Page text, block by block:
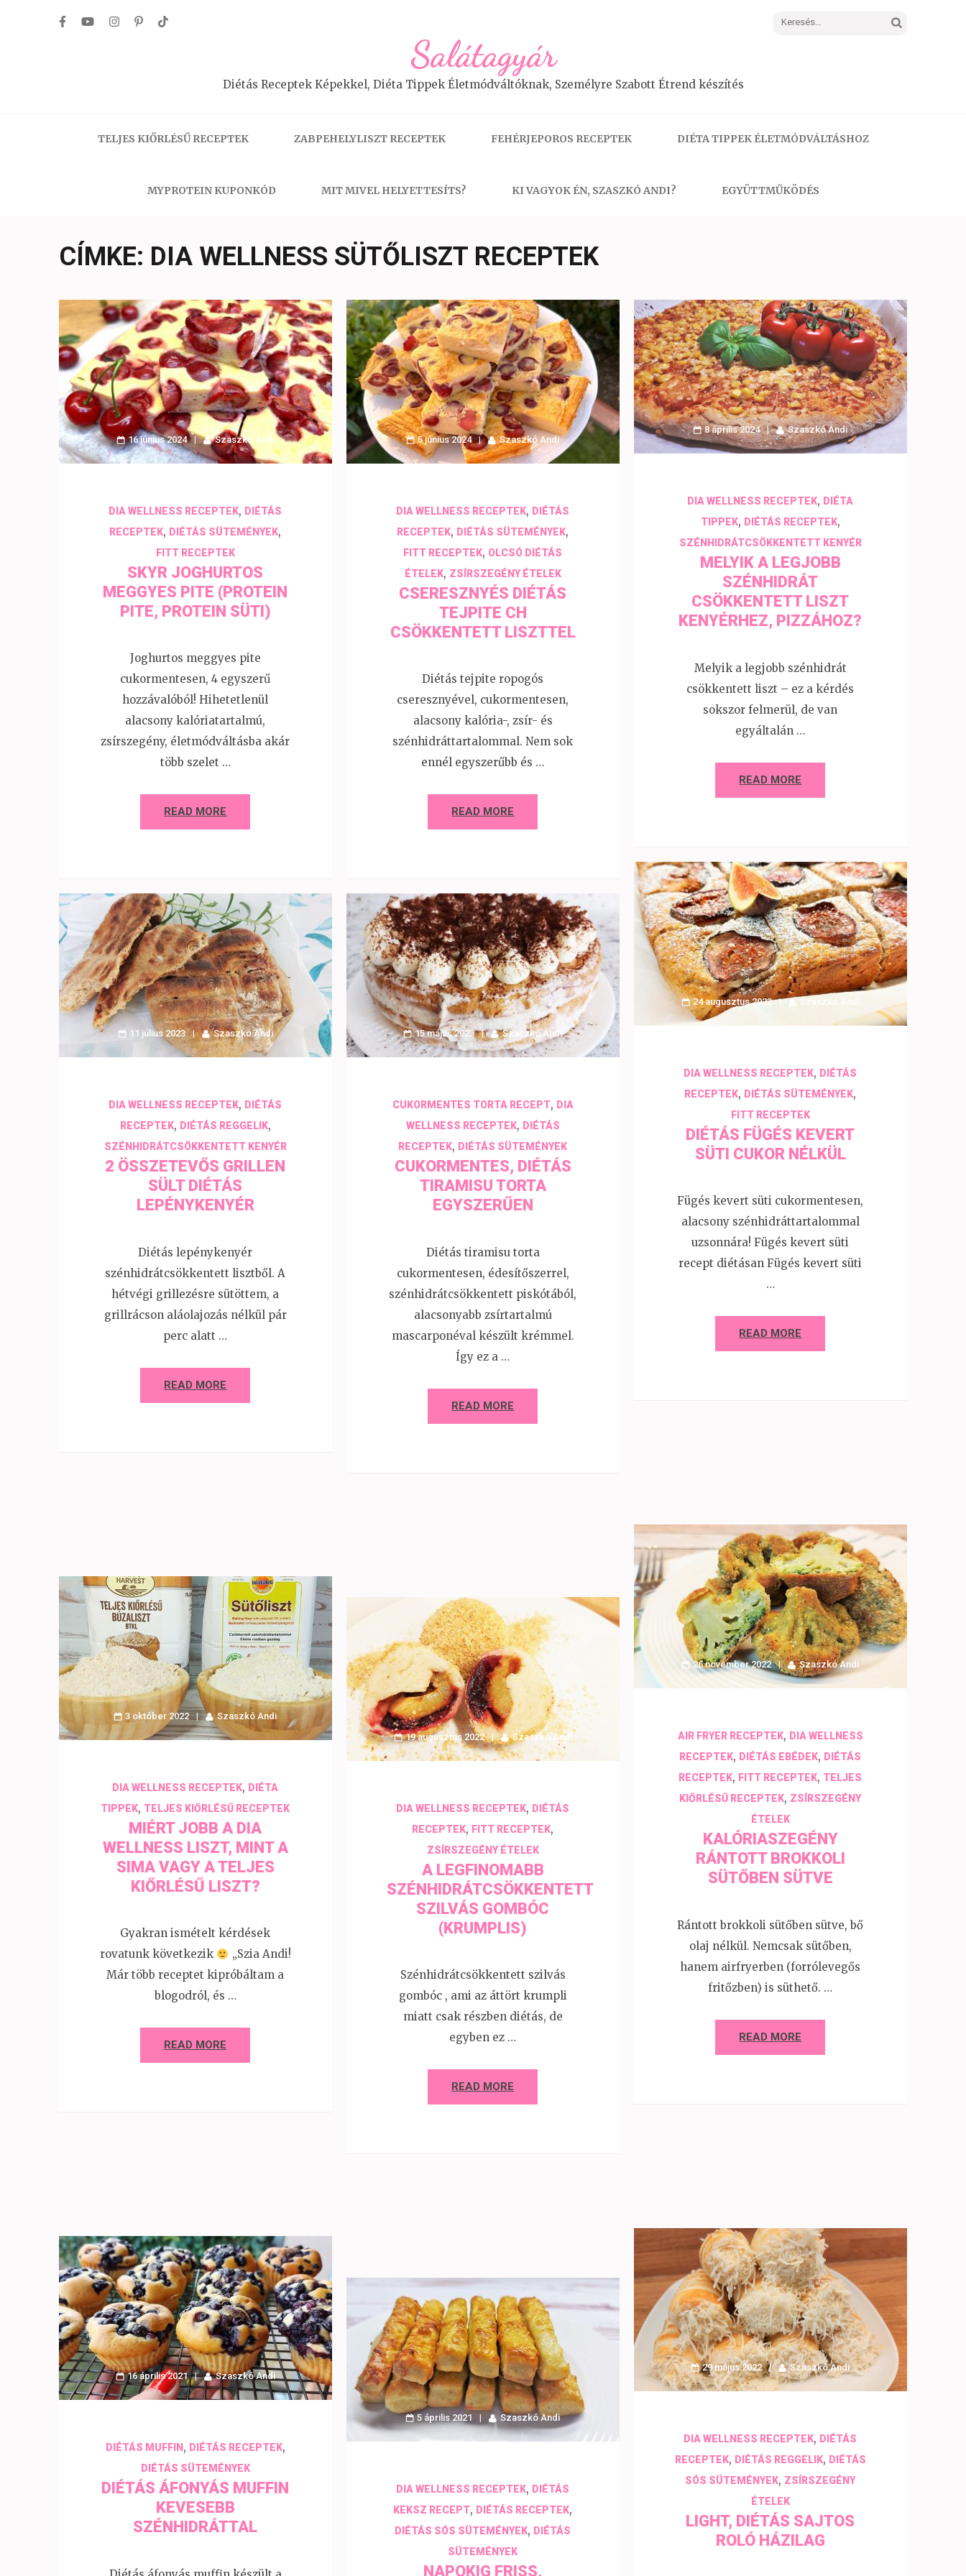
Keresés:
Salátagyár
Diétás Receptek Képekkel, Diéta Tippek Életmódváltóknak, Személyre Szabott Étrend készítés
TELJES KIŐRLÉSŰ RECEPTEK ZABPEHELYLISZT RECEPTEK FEHÉRJEPOROS RECEPTEK DIÉTA TIPPEK ÉLETMÓDVÁLTÁSHOZ
MYPROTEIN KUPONKÓD MIT MIVEL HELYETTESÍTS? KI VAGYOK ÉN, SZASZKÓ ANDI? EGYÜTTMŰKÖDÉS
CÍMKE: DIA WELLNESS SÜTŐLISZT RECEPTEK
16 június 2024 Szaszkó Andi
DIA WELLNESS RECEPTEK, DIÉTÁS
RECEPTEK, DIÉTÁS SÜTEMÉNYEK,
FITT RECEPTEK
SKYR JOGHURTOS
MEGGYES PITE (PROTEIN
PITE, PROTEIN SÜTI)
Joghurtos meggyes pite
cukormentesen, 4 egyszerű
hozzávalóból! Hihetetlenül
alacsony kalóriatartalmú,
zsírszegény, életmódváltásba akár
több szelet …
READ MORE
5 június 2024 Szaszkó Andi
DIA WELLNESS RECEPTEK, DIÉTÁS
RECEPTEK, DIÉTÁS SÜTEMÉNYEK,
FITT RECEPTEK, OLCSÓ DIÉTÁS
ÉTELEK, ZSÍRSZEGÉNY ÉTELEK
CSERESZNYÉS DIÉTÁS
TEJPITE CH
CSÖKKENTETT LISZTTEL
Diétás tejpite ropogós
cseresznyével, cukormentesen,
alacsony kalória-, zsír- és
szénhidráttartalommal. Nem sok
ennél egyszerűbb és …
READ MORE
8 április 2024 Szaszkó Andi
DIA WELLNESS RECEPTEK, DIÉTA
TIPPEK, DIÉTÁS RECEPTEK,
SZÉNHIDRÁTCSÖKKENTETT KENYÉR
MELYIK A LEGJOBB
SZÉNHIDRÁT
CSÖKKENTETT LISZT
KENYÉRHEZ, PIZZÁHOZ?
Melyik a legjobb szénhidrát
csökkentett liszt – ez a kérdés
sokszor felmerül, de van
egyáltalán …
READ MORE
24 augusztus 2023 Szaszkó Andi
DIA WELLNESS RECEPTEK, DIÉTÁS
RECEPTEK, DIÉTÁS SÜTEMÉNYEK,
FITT RECEPTEK
DIÉTÁS FÜGÉS KEVERT
SÜTI CUKOR NÉLKÜL
Fügés kevert süti cukormentesen,
alacsony szénhidráttartalommal
uzsonnára! Fügés kevert süti
recept diétásan Fügés kevert süti
…
READ MORE
11 július 2023 Szaszkó Andi
DIA WELLNESS RECEPTEK, DIÉTÁS
RECEPTEK, DIÉTÁS REGGELIK,
SZÉNHIDRÁTCSÖKKENTETT KENYÉR
2 ÖSSZETEVŐS GRILLEN
SÜLT DIÉTÁS
LEPÉNYKENYÉR
Diétás lepénykenyér
szénhidrátcsökkentett lisztből. A
hétvégi grillezésre sütöttem, a
grillrácson aláolajozás nélkül pár
perc alatt …
READ MORE
15 május 2023 Szaszkó Andi
CUKORMENTES TORTA RECEPT, DIA
WELLNESS RECEPTEK, DIÉTÁS
RECEPTEK, DIÉTÁS SÜTEMÉNYEK
CUKORMENTES, DIÉTÁS
TIRAMISU TORTA
EGYSZERŰEN
Diétás tiramisu torta
cukormentesen, édesítőszerrel,
szénhidrátcsökkentett piskótából,
alacsonyabb zsírtartalmú
mascarponéval készült krémmel.
Így ez a …
READ MORE
26 november 2022 Szaszkó Andi
AIR FRYER RECEPTEK, DIA WELLNESS
RECEPTEK, DIÉTÁS EBÉDEK, DIÉTÁS
RECEPTEK, FITT RECEPTEK, TELJES
KIŐRLÉSŰ RECEPTEK, ZSÍRSZEGÉNY
ÉTELEK
KALÓRIASZEGÉNY
RÁNTOTT BROKKOLI
SÜTŐBEN SÜTVE
Rántott brokkoli sütőben sütve, bő
olaj nélkül. Nemcsak sütőben,
hanem airfryerben (forrólevegős
fritőzben) is süthető. …
READ MORE
3 október 2022 Szaszkó Andi
DIA WELLNESS RECEPTEK, DIÉTA
TIPPEK, TELJES KIŐRLÉSŰ RECEPTEK
MIÉRT JOBB A DIA
WELLNESS LISZT, MINT A
SIMA VAGY A TELJES
KIŐRLÉSŰ LISZT?
Gyakran ismételt kérdések
rovatunk következik
„Szia Andi!
Már több receptet kipróbáltam a
blogodról, és …
READ MORE
19 augusztus 2022 Szaszkó Andi
DIA WELLNESS RECEPTEK, DIÉTÁS
RECEPTEK, FITT RECEPTEK,
ZSÍRSZEGÉNY ÉTELEK
A LEGFINOMABB
SZÉNHIDRÁTCSÖKKENTETT
SZILVÁS GOMBÓC
(KRUMPLIS)
Szénhidrátcsökkentett szilvás
gombóc , ami az áttört krumpli
miatt csak részben diétás, de
egyben ez …
READ MORE
29 május 2022 Szaszkó Andi
DIA WELLNESS RECEPTEK, DIÉTÁS
RECEPTEK, DIÉTÁS REGGELIK, DIÉTÁS
SÓS SÜTEMÉNYEK, ZSÍRSZEGÉNY
ÉTELEK
LIGHT, DIÉTÁS SAJTOS
ROLÓ HÁZILAG
16 április 2021 Szaszkó Andi
DIÉTÁS MUFFIN, DIÉTÁS RECEPTEK,
DIÉTÁS SÜTEMÉNYEK
DIÉTÁS ÁFONYÁS MUFFIN
KEVESEBB
SZÉNHIDRÁTTAL
5 április 2021 Szaszkó Andi
DIA WELLNESS RECEPTEK, DIÉTÁS
KEKSZ RECEPT, DIÉTÁS RECEPTEK,
DIÉTÁS SÓS SÜTEMÉNYEK, DIÉTÁS
SÜTEMÉNYEK
NAPOKIG FRISS,